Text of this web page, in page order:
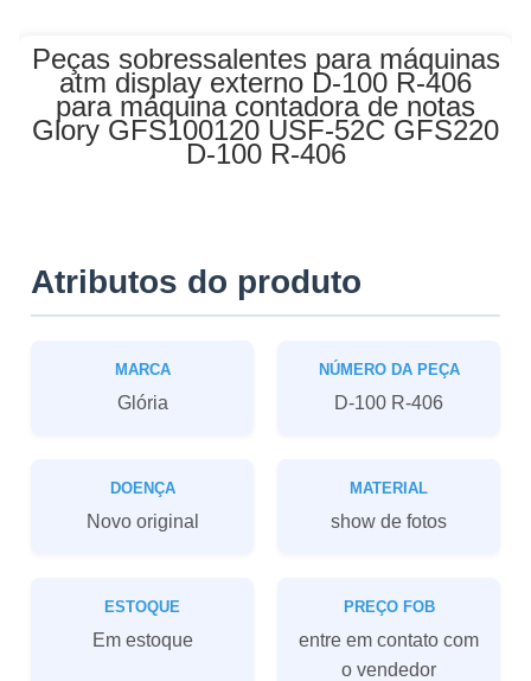
Peças sobressalentes para máquinas
atm display externo D-100 R-406
para máquina contadora de notas
Glory GFS100120 USF-52C GFS220
D-100 R-406
Atributos do produto
MARCA
Glória
NÚMERO DA PEÇA
D-100 R-406
DOENÇA
Novo original
MATERIAL
show de fotos
ESTOQUE
Em estoque
PREÇO FOB
entre em contato com
o vendedor